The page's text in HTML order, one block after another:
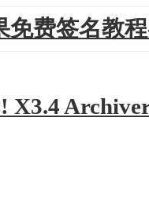
免费签名教
X3.4